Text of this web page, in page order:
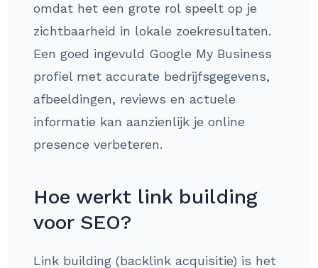
omdat het een grote rol speelt op je
zichtbaarheid in lokale zoekresultaten.
Een goed ingevuld Google My Business
profiel met accurate bedrijfsgegevens,
afbeeldingen, reviews en actuele
informatie kan aanzienlijk je online
presence verbeteren.
Hoe werkt link building
voor SEO?
Link building (backlink acquisitie) is het